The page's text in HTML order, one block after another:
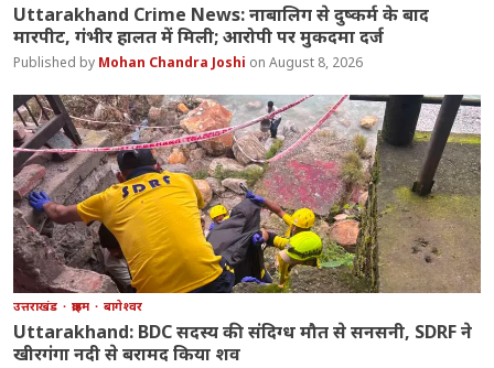
Uttarakhand Crime News: नाबालिग से दुष्कर्म के बाद
मारपीट, गंभीर हालत में मिली; आरोपी पर मुकदमा दर्ज
Mohan Chandra Joshi August 8, 2026
उत्तराखंड क्राइम बागेश्वर
Uttarakhand: BDC सदस्य की संदिग्ध मौत से सनसनी, SDRF ने
खीरगंगा नदी से बरामद किया शव